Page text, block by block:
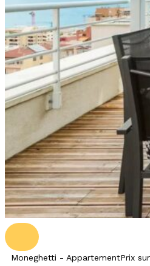
Moneghetti - AppartementPrix